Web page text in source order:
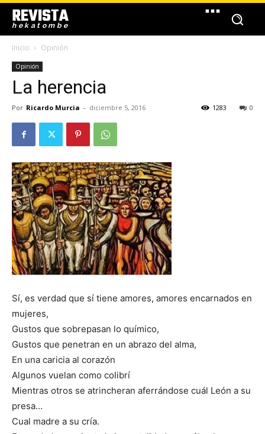
REVISTA
hekatombe
Inicio Opinión
Opinión
La herencia
Por Ricardo Murcia - diciembre 5, 2016 0
1283
Sí, es verdad que sí tiene amores, amores encarnados en
mujeres,
Gustos que sobrepasan lo químico,
Gustos que penetran en un abrazo del alma,
En una caricia al corazón
Algunos vuelan como colibrí
Mientras otros se atrincheran aferrándose cuál León a su
presa…
Cual madre a su cría.